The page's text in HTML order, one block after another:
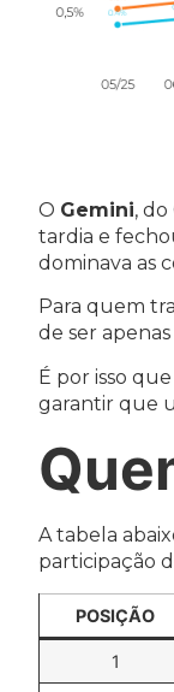
O Gemini,
tardia e
dominava as
Para quem
de ser
É por isso que
garantir que
A tabela
participação
POSIÇÃO
1